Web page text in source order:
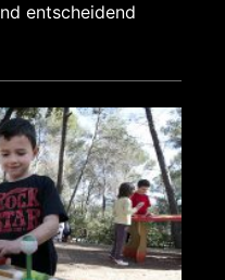
entscheidend